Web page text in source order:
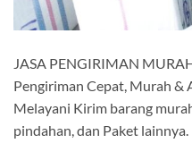
JASA PENGIRIMAN
Pengiriman Cepat, Murah &
Melayani Kirim barang
pindahan, dan Paket lainnya.